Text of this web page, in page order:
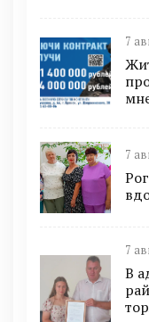
7
7
7
В